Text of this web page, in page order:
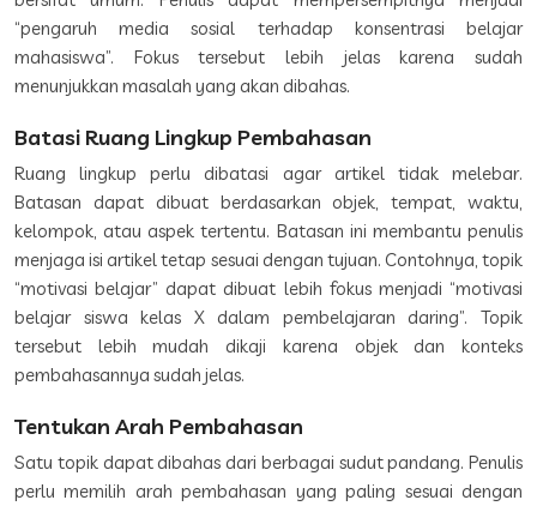
“pengaruh media sosial terhadap konsentrasi belajar
mahasiswa”. Fokus tersebut lebih jelas karena sudah
menunjukkan masalah yang akan dibahas.
Batasi Ruang Lingkup Pembahasan
Ruang lingkup perlu dibatasi agar artikel tidak melebar.
Batasan dapat dibuat berdasarkan objek, tempat, waktu,
kelompok, atau aspek tertentu. Batasan ini membantu penulis
menjaga isi artikel tetap sesuai dengan tujuan. Contohnya, topik
“motivasi belajar” dapat dibuat lebih fokus menjadi “motivasi
belajar siswa kelas X dalam pembelajaran daring”. Topik
tersebut lebih mudah dikaji karena objek dan konteks
pembahasannya sudah jelas.
Tentukan Arah Pembahasan
Satu topik dapat dibahas dari berbagai sudut pandang. Penulis
perlu memilih arah pembahasan yang paling sesuai dengan